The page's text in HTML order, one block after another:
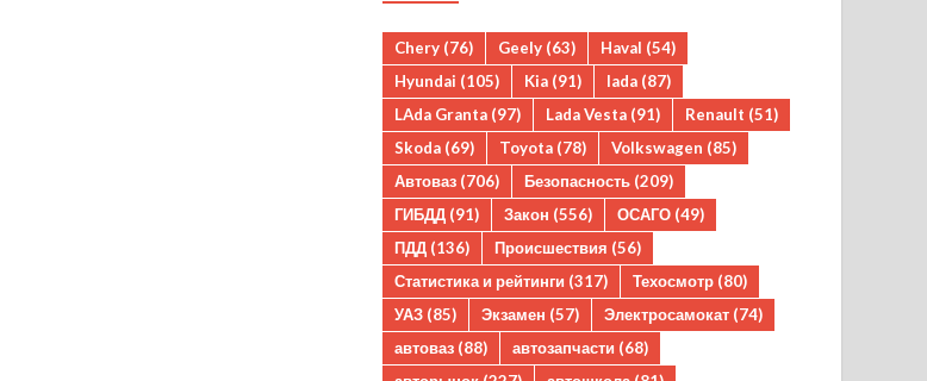
Chery (76) Geely (63) Haval (54)
Hyundai (105) Kia (91) lada (87)
LAda Granta (97) Lada Vesta (91) Renault (51)
Skoda (69) Toyota (78) Volkswagen (85)
Автоваз (706) Безопасность (209)
ГИБДД (91) Закон (556) ОСАГО (49)
ПДД (136) Происшествия (56)
Статистика и рейтинги (317) Техосмотр (80)
УАЗ (85) Экзамен (57) Электросамокат (74)
автоваз (88) автозапчасти (68)